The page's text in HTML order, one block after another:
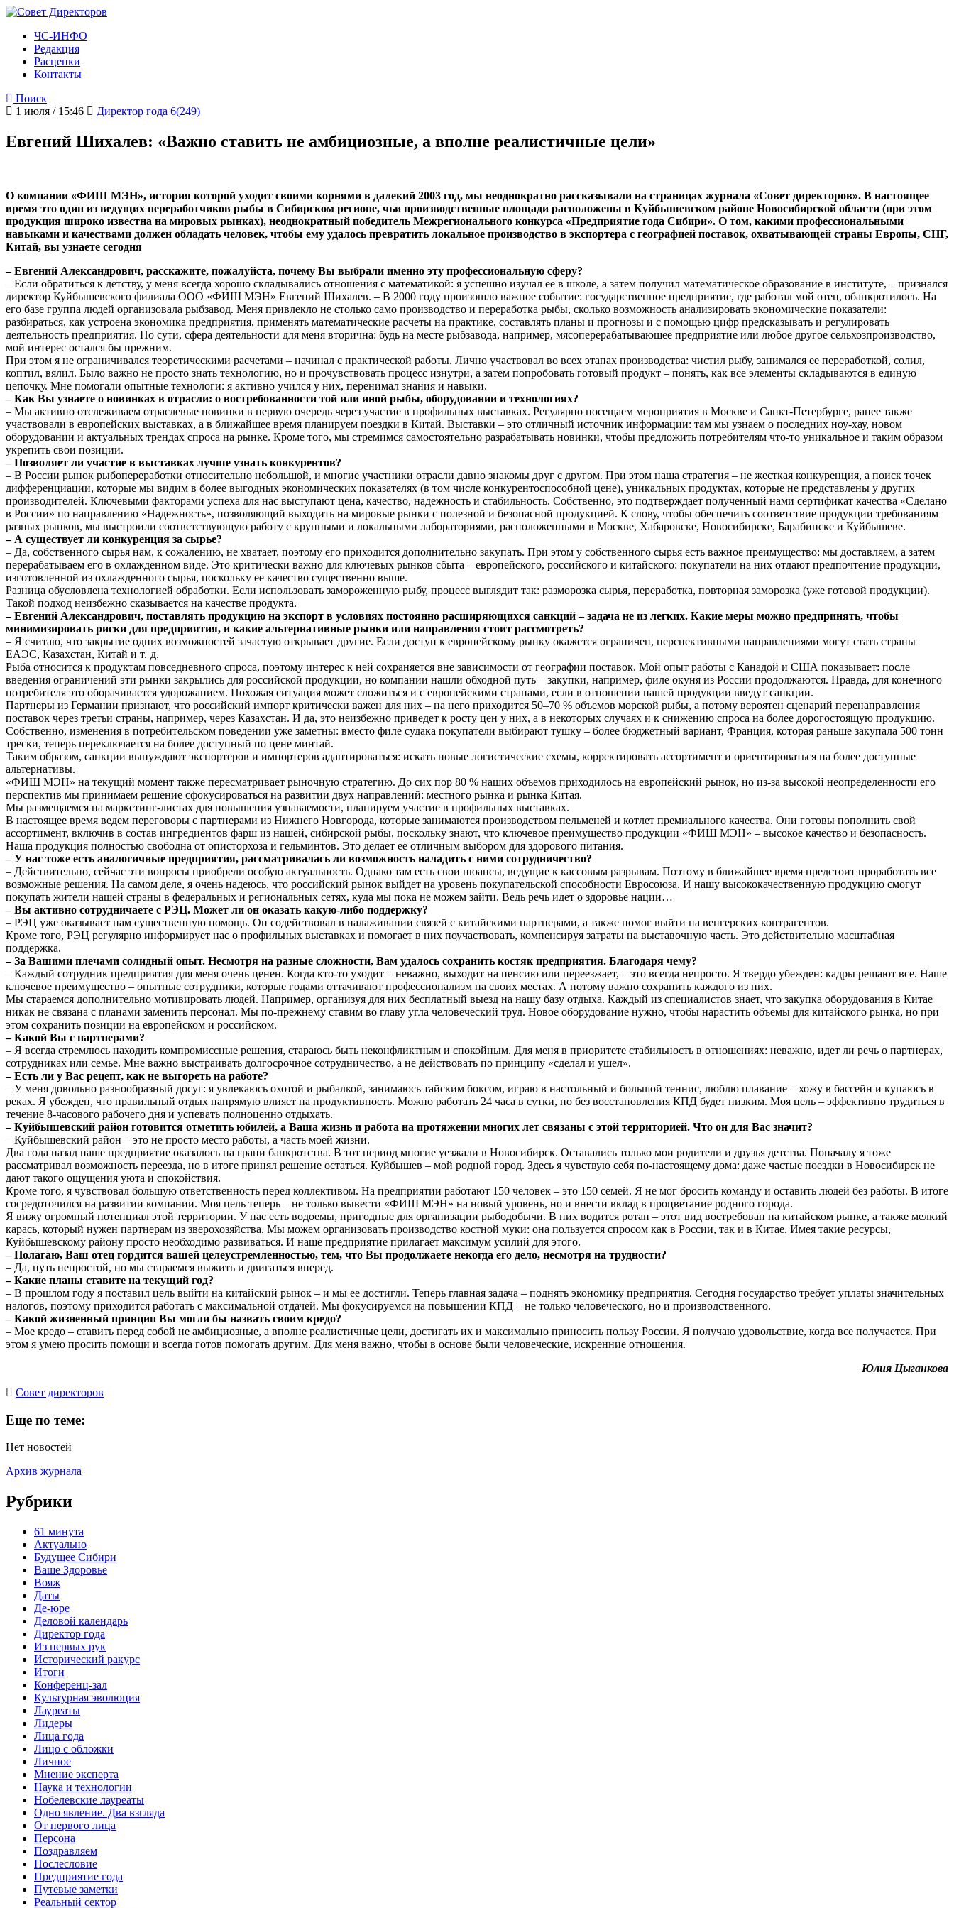
ЧС-ИНФО
Редакция
Расценки
Контакты
Поиск
1 июля / 15:46
Директор года 6(249)
Евгений Шихалев: «Важно ставить не амбициозные, а вполне реалистичные цели»
О компании «ФИШ МЭН», история которой уходит своими корнями в далекий 2003 год, мы неоднократно рассказывали на страницах журнала «Совет директоров». В настоящее
время это один из ведущих переработчиков рыбы в Сибирском регионе, чьи производственные площади расположены в Куйбышевском районе Новосибирской области (при этом
продукция широко известна на мировых рынках), неоднократный победитель Межрегионального конкурса «Предприятие года Сибири». О том, какими профессиональными
навыками и качествами должен обладать человек, чтобы ему удалось превратить локальное производство в экспортера с географией поставок, охватывающей страны Европы, СНГ,
Китай, вы узнаете сегодня
– Евгений Александрович, расскажите, пожалуйста, почему Вы выбрали именно эту профессиональную сферу?
– Если обратиться к детству, у меня всегда хорошо складывались отношения с математикой: я успешно изучал ее в школе, а затем получил математическое образование в институте, – признался
директор Куйбышевского филиала ООО «ФИШ МЭН» Евгений Шихалев. – В 2000 году произошло важное событие: государственное предприятие, где работал мой отец, обанкротилось. На
его базе группа людей организовала рыбзавод. Меня привлекло не столько само производство и переработка рыбы, сколько возможность анализировать экономические показатели:
разбираться, как устроена экономика предприятия, применять математические расчеты на практике, составлять планы и прогнозы и с помощью цифр предсказывать и регулировать
деятельность предприятия. По сути, сфера деятельности для меня вторична: будь на месте рыбзавода, например, мясоперерабатывающее предприятие или любое другое сельхозпроизводство,
мой интерес остался бы прежним.
При этом я не ограничивался теоретическими расчетами – начинал с практической работы. Лично участвовал во всех этапах производства: чистил рыбу, занимался ее переработкой, солил,
коптил, вялил. Было важно не просто знать технологию, но и прочувствовать процесс изнутри, а затем попробовать готовый продукт – понять, как все элементы складываются в единую
цепочку. Мне помогали опытные технологи: я активно учился у них, перенимал знания и навыки.
– Как Вы узнаете о новинках в отрасли: о востребованности той или иной рыбы, оборудовании и технологиях?
– Мы активно отслеживаем отраслевые новинки в первую очередь через участие в профильных выставках. Регулярно посещаем мероприятия в Москве и Санкт‑Петербурге, ранее также
участвовали в европейских выставках, а в ближайшее время планируем поездки в Китай. Выставки – это отличный источник информации: там мы узнаем о последних ноу‑хау, новом
оборудовании и актуальных трендах спроса на рынке. Кроме того, мы стремимся самостоятельно разрабатывать новинки, чтобы предложить потребителям что‑то уникальное и таким образом
укрепить свои позиции.
– Позволяет ли участие в выставках лучше узнать конкурентов?
– В России рынок рыбопереработки относительно небольшой, и многие участники отрасли давно знакомы друг с другом. При этом наша стратегия – не жесткая конкуренция, а поиск точек
дифференциации, которые мы видим в более выгодных экономических показателях (в том числе конкурентоспособной цене), уникальных продуктах, которые не представлены у других
производителей. Ключевыми факторами успеха для нас выступают цена, качество, надежность и стабильность. Собственно, это подтверждает полученный нами сертификат качества «Сделано
в России» по направлению «Надежность», позволяющий выходить на мировые рынки с полезной и безопасной продукцией. К слову, чтобы обеспечить соответствие продукции требованиям
разных рынков, мы выстроили соответствующую работу с крупными и локальными лабораториями, расположенными в Москве, Хабаровске, Новосибирске, Барабинске и Куйбышеве.
– А существует ли конкуренция за сырье?
– Да, собственного сырья нам, к сожалению, не хватает, поэтому его приходится дополнительно закупать. При этом у собственного сырья есть важное преимущество: мы доставляем, а затем
перерабатываем его в охлажденном виде. Это критически важно для ключевых рынков сбыта – европейского, российского и китайского: покупатели на них отдают предпочтение продукции,
изготовленной из охлажденного сырья, поскольку ее качество существенно выше.
Разница обусловлена технологией обработки. Если использовать замороженную рыбу, процесс выглядит так: разморозка сырья, переработка, повторная заморозка (уже готовой продукции).
Такой подход неизбежно сказывается на качестве продукта.
– Евгений Александрович, поставлять продукцию на экспорт в условиях постоянно расширяющихся санкций – задача не из легких. Какие меры можно предпринять, чтобы
минимизировать риски для предприятия, и какие альтернативные рынки или направления стоит рассмотреть?
– Я считаю, что закрытие одних возможностей зачастую открывает другие. Если доступ к европейскому рынку окажется ограничен, перспективными направлениями могут стать страны
ЕАЭС, Казахстан, Китай и т. д.
Рыба относится к продуктам повседневного спроса, поэтому интерес к ней сохраняется вне зависимости от географии поставок. Мой опыт работы с Канадой и США показывает: после
введения ограничений эти рынки закрылись для российской продукции, но компании нашли обходной путь – закупки, например, филе окуня из России продолжаются. Правда, для конечного
потребителя это оборачивается удорожанием. Похожая ситуация может сложиться и с европейскими странами, если в отношении нашей продукции введут санкции.
Партнеры из Германии признают, что российский импорт критически важен для них – на него приходится 50–70 % объемов морской рыбы, а потому вероятен сценарий перенаправления
поставок через третьи страны, например, через Казахстан. И да, это неизбежно приведет к росту цен у них, а в некоторых случаях и к снижению спроса на более дорогостоящую продукцию.
Собственно, изменения в потребительском поведении уже заметны: вместо филе судака покупатели выбирают тушку – более бюджетный вариант, Франция, которая раньше закупала 500 тонн
трески, теперь переключается на более доступный по цене минтай.
Таким образом, санкции вынуждают экспортеров и импортеров адаптироваться: искать новые логистические схемы, корректировать ассортимент и ориентироваться на более доступные
альтернативы.
«ФИШ МЭН» на текущий момент также пересматривает рыночную стратегию. До сих пор 80 % наших объемов приходилось на европейский рынок, но из‑за высокой неопределенности его
перспектив мы принимаем решение сфокусироваться на развитии двух направлений: местного рынка и рынка Китая.
Мы размещаемся на маркетинг‑листах для повышения узнаваемости, планируем участие в профильных выставках.
В настоящее время ведем переговоры с партнерами из Нижнего Новгорода, которые занимаются производством пельменей и котлет премиального качества. Они готовы пополнить свой
ассортимент, включив в состав ингредиентов фарш из нашей, сибирской рыбы, поскольку знают, что ключевое преимущество продукции «ФИШ МЭН» – высокое качество и безопасность.
Наша продукция полностью свободна от описторхоза и гельминтов. Это делает ее отличным выбором для здорового питания.
– У нас тоже есть аналогичные предприятия, рассматривалась ли возможность наладить с ними сотрудничество?
– Действительно, сейчас эти вопросы приобрели особую актуальность. Однако там есть свои нюансы, ведущие к кассовым разрывам. Поэтому в ближайшее время предстоит проработать все
возможные решения. На самом деле, я очень надеюсь, что российский рынок выйдет на уровень покупательской способности Евросоюза. И нашу высококачественную продукцию смогут
покупать жители нашей страны в федеральных и региональных сетях, куда мы пока не можем зайти. Ведь речь идет о здоровье нации…
– Вы активно сотрудничаете с РЭЦ. Может ли он оказать какую‑либо поддержку?
– РЭЦ уже оказывает нам существенную помощь. Он содействовал в налаживании связей с китайскими партнерами, а также помог выйти на венгерских контрагентов.
Кроме того, РЭЦ регулярно информирует нас о профильных выставках и помогает в них поучаствовать, компенсируя затраты на выставочную часть. Это действительно масштабная
поддержка.
– За Вашими плечами солидный опыт. Несмотря на разные сложности, Вам удалось сохранить костяк предприятия. Благодаря чему?
– Каждый сотрудник предприятия для меня очень ценен. Когда кто‑то уходит – неважно, выходит на пенсию или переезжает, – это всегда непросто. Я твердо убежден: кадры решают все. Наше
ключевое преимущество – опытные сотрудники, которые годами оттачивают профессионализм на своих местах. А потому важно сохранить каждого из них.
Мы стараемся дополнительно мотивировать людей. Например, организуя для них бесплатный выезд на нашу базу отдыха. Каждый из специалистов знает, что закупка оборудования в Китае
никак не связана с планами заменить персонал. Мы по‑прежнему ставим во главу угла человеческий труд. Новое оборудование нужно, чтобы нарастить объемы для китайского рынка, но при
этом сохранить позиции на европейском и российском.
– Какой Вы с партнерами?
– Я всегда стремлюсь находить компромиссные решения, стараюсь быть неконфликтным и спокойным. Для меня в приоритете стабильность в отношениях: неважно, идет ли речь о партнерах,
сотрудниках или семье. Мне важно выстраивать долгосрочное сотрудничество, а не действовать по принципу «сделал и ушел».
– Есть ли у Вас рецепт, как не выгореть на работе?
– У меня довольно разнообразный досуг: я увлекаюсь охотой и рыбалкой, занимаюсь тайским боксом, играю в настольный и большой теннис, люблю плавание – хожу в бассейн и купаюсь в
реках. Я убежден, что правильный отдых напрямую влияет на продуктивность. Можно работать 24 часа в сутки, но без восстановления КПД будет низким. Моя цель – эффективно трудиться в
течение 8‑часового рабочего дня и успевать полноценно отдыхать.
– Куйбышевский район готовится отметить юбилей, а Ваша жизнь и работа на протяжении многих лет связаны с этой территорией. Что он для Вас значит?
– Куйбышевский район – это не просто место работы, а часть моей жизни.
Два года назад наше предприятие оказалось на грани банкротства. В тот период многие уезжали в Новосибирск. Оставались только мои родители и друзья детства. Поначалу я тоже
рассматривал возможность переезда, но в итоге принял решение остаться. Куйбышев – мой родной город. Здесь я чувствую себя по‑настоящему дома: даже частые поездки в Новосибирск не
дают такого ощущения уюта и спокойствия.
Кроме того, я чувствовал большую ответственность перед коллективом. На предприятии работают 150 человек – это 150 семей. Я не мог бросить команду и оставить людей без работы. В итоге
сосредоточился на развитии компании. Моя цель теперь – не только вывести «ФИШ МЭН» на новый уровень, но и внести вклад в процветание родного города.
Я вижу огромный потенциал этой территории. У нас есть водоемы, пригодные для организации рыбодобычи. В них водится ротан – этот вид востребован на китайском рынке, а также мелкий
карась, который нужен партнерам из зверохозяйства. Мы можем организовать производство костной муки: она пользуется спросом как в России, так и в Китае. Имея такие ресурсы,
Куйбышевскому району просто необходимо развиваться. И наше предприятие прилагает максимум усилий для этого.
– Полагаю, Ваш отец гордится вашей целеустремленностью, тем, что Вы продолжаете некогда его дело, несмотря на трудности?
– Да, путь непростой, но мы стараемся выжить и двигаться вперед.
– Какие планы ставите на текущий год?
– В прошлом году я поставил цель выйти на китайский рынок – и мы ее достигли. Теперь главная задача – поднять экономику предприятия. Сегодня государство требует уплаты значительных
налогов, поэтому приходится работать с максимальной отдачей. Мы фокусируемся на повышении КПД – не только человеческого, но и производственного.
– Какой жизненный принцип Вы могли бы назвать своим кредо?
– Мое кредо – ставить перед собой не амбициозные, а вполне реалистичные цели, достигать их и максимально приносить пользу России. Я получаю удовольствие, когда все получается. При
этом я умею просить помощи и всегда готов помогать другим. Для меня важно, чтобы в основе были человеческие, искренние отношения.
Юлия Цыганкова
Cовет директоров
Еще по теме:
Нет новостей
Архив журнала
Рубрики
61 минута
Актуально
Будущее Сибири
Ваше Здоровье
Вояж
Даты
Де-юре
Деловой календарь
Директор года
Из первых рук
Исторический ракурс
Итоги
Конференц-зал
Культурная эволюция
Лауреаты
Лидеры
Лица года
Лицо с обложки
Личное
Мнение эксперта
Наука и технологии
Нобелевские лауреаты
Одно явление. Два взгляда
От первого лица
Персона
Поздравляем
Послесловие
Предприятие года
Путевые заметки
Реальный сектор